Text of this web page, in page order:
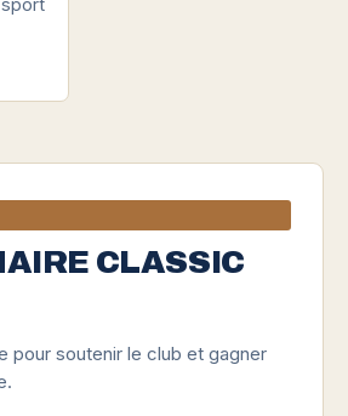
CLASSIC
pour soutenir le club et gagner